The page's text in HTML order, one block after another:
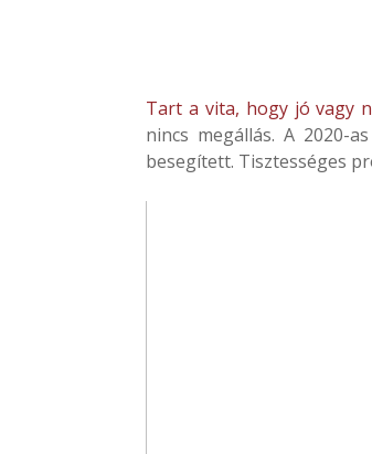
Tart a vita, hogy jó vagy
nincs megállás. A 2020-
besegített. Tisztességes